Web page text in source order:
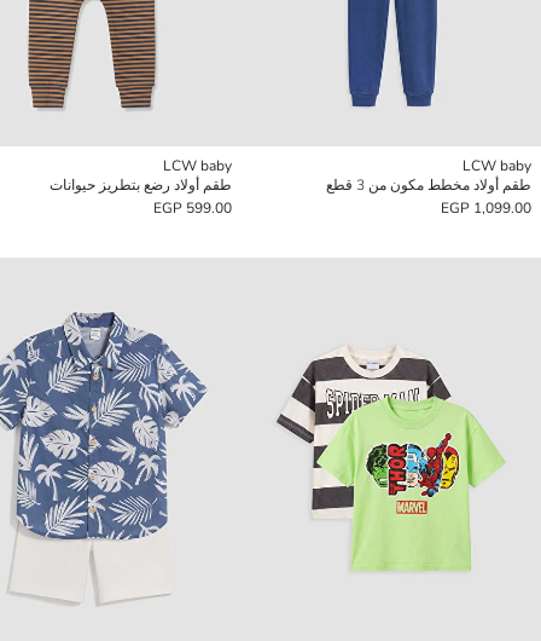
LCW baby
طقم أولاد مخطط مكون من 3 قطع
1,099.00 EGP
LCW baby
طقم أولاد رضع بتطريز حيوانات
599.00 EGP